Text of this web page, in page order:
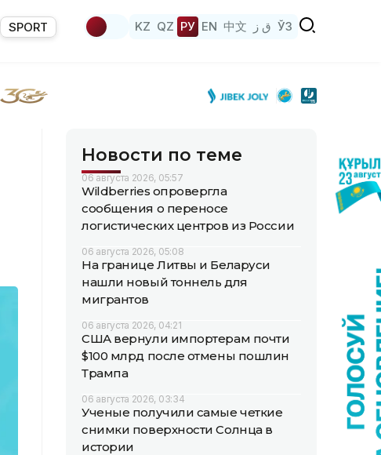
SPORT KZ QZ РУ EN 中文 ق ز ЎЗ
Новости по теме
06 августа 2026, 05:57
Wildberries опровергла
сообщения о переносе
логистических центров из России
06 августа 2026, 05:08
На границе Литвы и Беларуси
нашли новый тоннель для
мигрантов
06 августа 2026, 04:21
США вернули импортерам почти
$100 млрд после отмены пошлин
Трампа
06 августа 2026, 03:34
Ученые получили самые четкие
снимки поверхности Солнца в
истории